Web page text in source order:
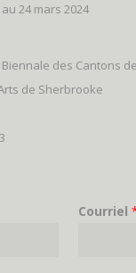
24 mars 2024
des Cantons de
de Sherbrooke
Courriel